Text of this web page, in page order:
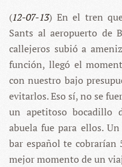
(12-07-13) En el tren
Sants al aeropuerto de
callejeros subió a
función, llegó el
con nuestro bajo
evitarlos. Eso sí, no se
un apetitoso bocadillo
abuela fue para ellos.
bar español te cobrarían
mejor momento de un